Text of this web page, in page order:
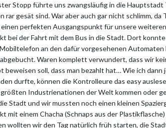
Stopp führte uns zwangsläufig in die
rar gesät sind. War aber auch gar nicht schlimm,
perfekten Ausgangspunkt für unsere
bei der Fahrt mit dem Bus in die Stadt. Dort
an den dafür vorgesehenen
Waren komplett verwundert, dass wir
beweisen soll, dass man bezahlt hat… Wie ich
durfte, können die Kontrolleure das easy
Industrienationen der Welt kommen oder
Stadt und wir mussten noch einen kleinen
mit einem Chacha (Schnaps aus der
wollten wir den Tag natürlich früh starten, die